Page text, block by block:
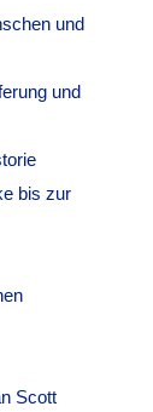
und
und
bis zur
Scott